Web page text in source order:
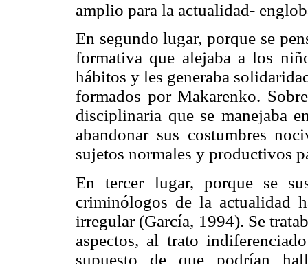
amplio para la actualidad-
En segundo lugar, porque se
formativa que alejaba a los
hábitos y les generaba
formados por Makarenko.
disciplinaria que se manejaba
abandonar sus costumbres
sujetos normales y productivos
En tercer lugar, porque se
criminólogos de la actualidad
irregular (García, 1994). Se
aspectos, al trato
supuesto de que podrían